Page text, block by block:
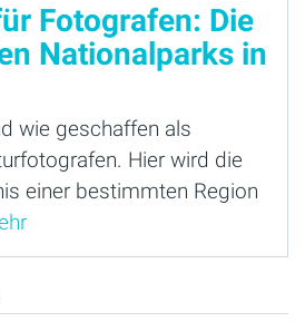
Fotografen: Die
Nationalparks in
wie geschaffen als
Hier wird die
einer bestimmten Region